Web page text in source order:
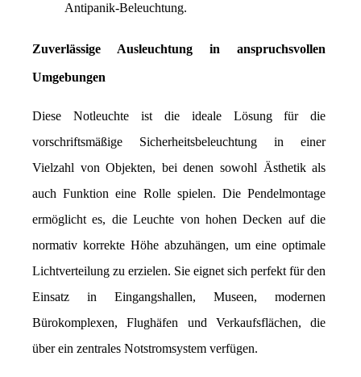
Antipanik-Beleuchtung.
Zuverlässige Ausleuchtung in anspruchsvollen
Umgebungen
Diese Notleuchte ist die ideale Lösung für die
vorschriftsmäßige Sicherheitsbeleuchtung in einer
Vielzahl von Objekten, bei denen sowohl Ästhetik als
auch Funktion eine Rolle spielen. Die Pendelmontage
ermöglicht es, die Leuchte von hohen Decken auf die
normativ korrekte Höhe abzuhängen, um eine optimale
Lichtverteilung zu erzielen. Sie eignet sich perfekt für den
Einsatz in Eingangshallen, Museen, modernen
Bürokomplexen, Flughäfen und Verkaufsflächen, die
über ein zentrales Notstromsystem verfügen.